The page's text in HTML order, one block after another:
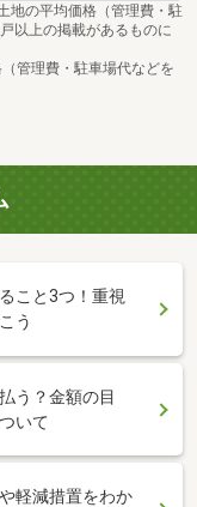
地の平均価格（管理費・駐
以上の掲載があるものに
管理費・駐車場代などを
こと3つ！重視
う
う？金額の目
いて
軽減措置をわか